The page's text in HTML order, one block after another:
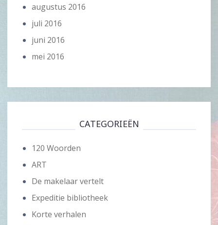
augustus 2016
juli 2016
juni 2016
mei 2016
CATEGORIEËN
120 Woorden
ART
De makelaar vertelt
Expeditie bibliotheek
Korte verhalen